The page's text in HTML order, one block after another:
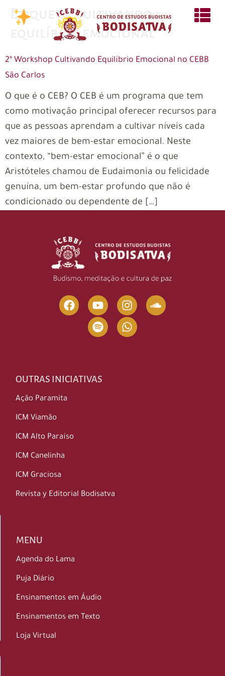
Etiqueta:cultivando
equilíbrio emocional
2º Workshop Cultivando Equilíbrio Emocional no CEBB
São Carlos
O que é o CEB? O CEB é um programa que tem
como motivação principal oferecer recursos para
que as pessoas aprendam a cultivar níveis cada
vez maiores de bem-estar emocional. Neste
contexto, “bem-estar emocional” é o que
Aristóteles chamou de Eudaimonia ou felicidade
genuína, um bem-estar profundo que não é
condicionado ou dependente de […]
OUTRAS INICIATIVAS
Ação Paramita
ICM Viamão
ICM Alto Paraíso
ICM Canelinha
ICM Graciosa
Revista y Editorial Bodisatva
MENU
Agenda do Lama
Puja Diário
Ensinamentos em Áudio
Ensinamentos em Texto
Loja Virtual